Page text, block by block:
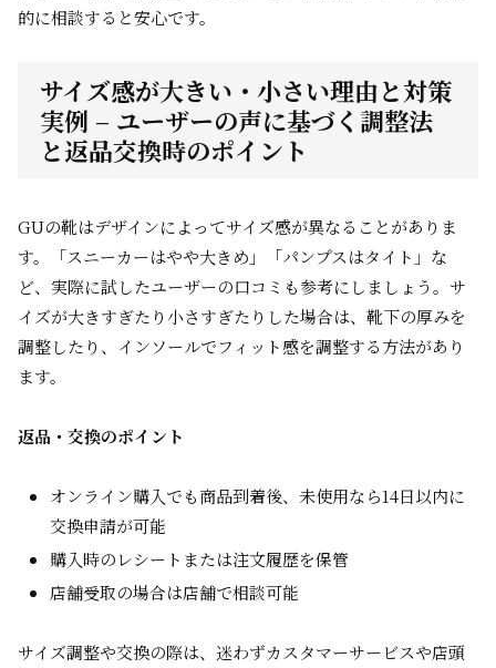
的に相談すると安心です。
サイズ感が大きい・小さい理由と対策
実例 – ユーザーの声に基づく調整法
と返品交換時のポイント
GUの靴はデザインによってサイズ感が異なることがありま
す。「スニーカーはやや大きめ」「パンプスはタイト」な
ど、実際に試したユーザーの口コミも参考にしましょう。サ
イズが大きすぎたり小さすぎたりした場合は、靴下の厚みを
調整したり、インソールでフィット感を調整する方法があり
ます。
返品・交換のポイント
オンライン購入でも商品到着後、未使用なら14日以内に
交換申請が可能
購入時のレシートまたは注文履歴を保管
店舗受取の場合は店舗で相談可能
サイズ調整や交換の際は、迷わずカスタマーサービスや店頭